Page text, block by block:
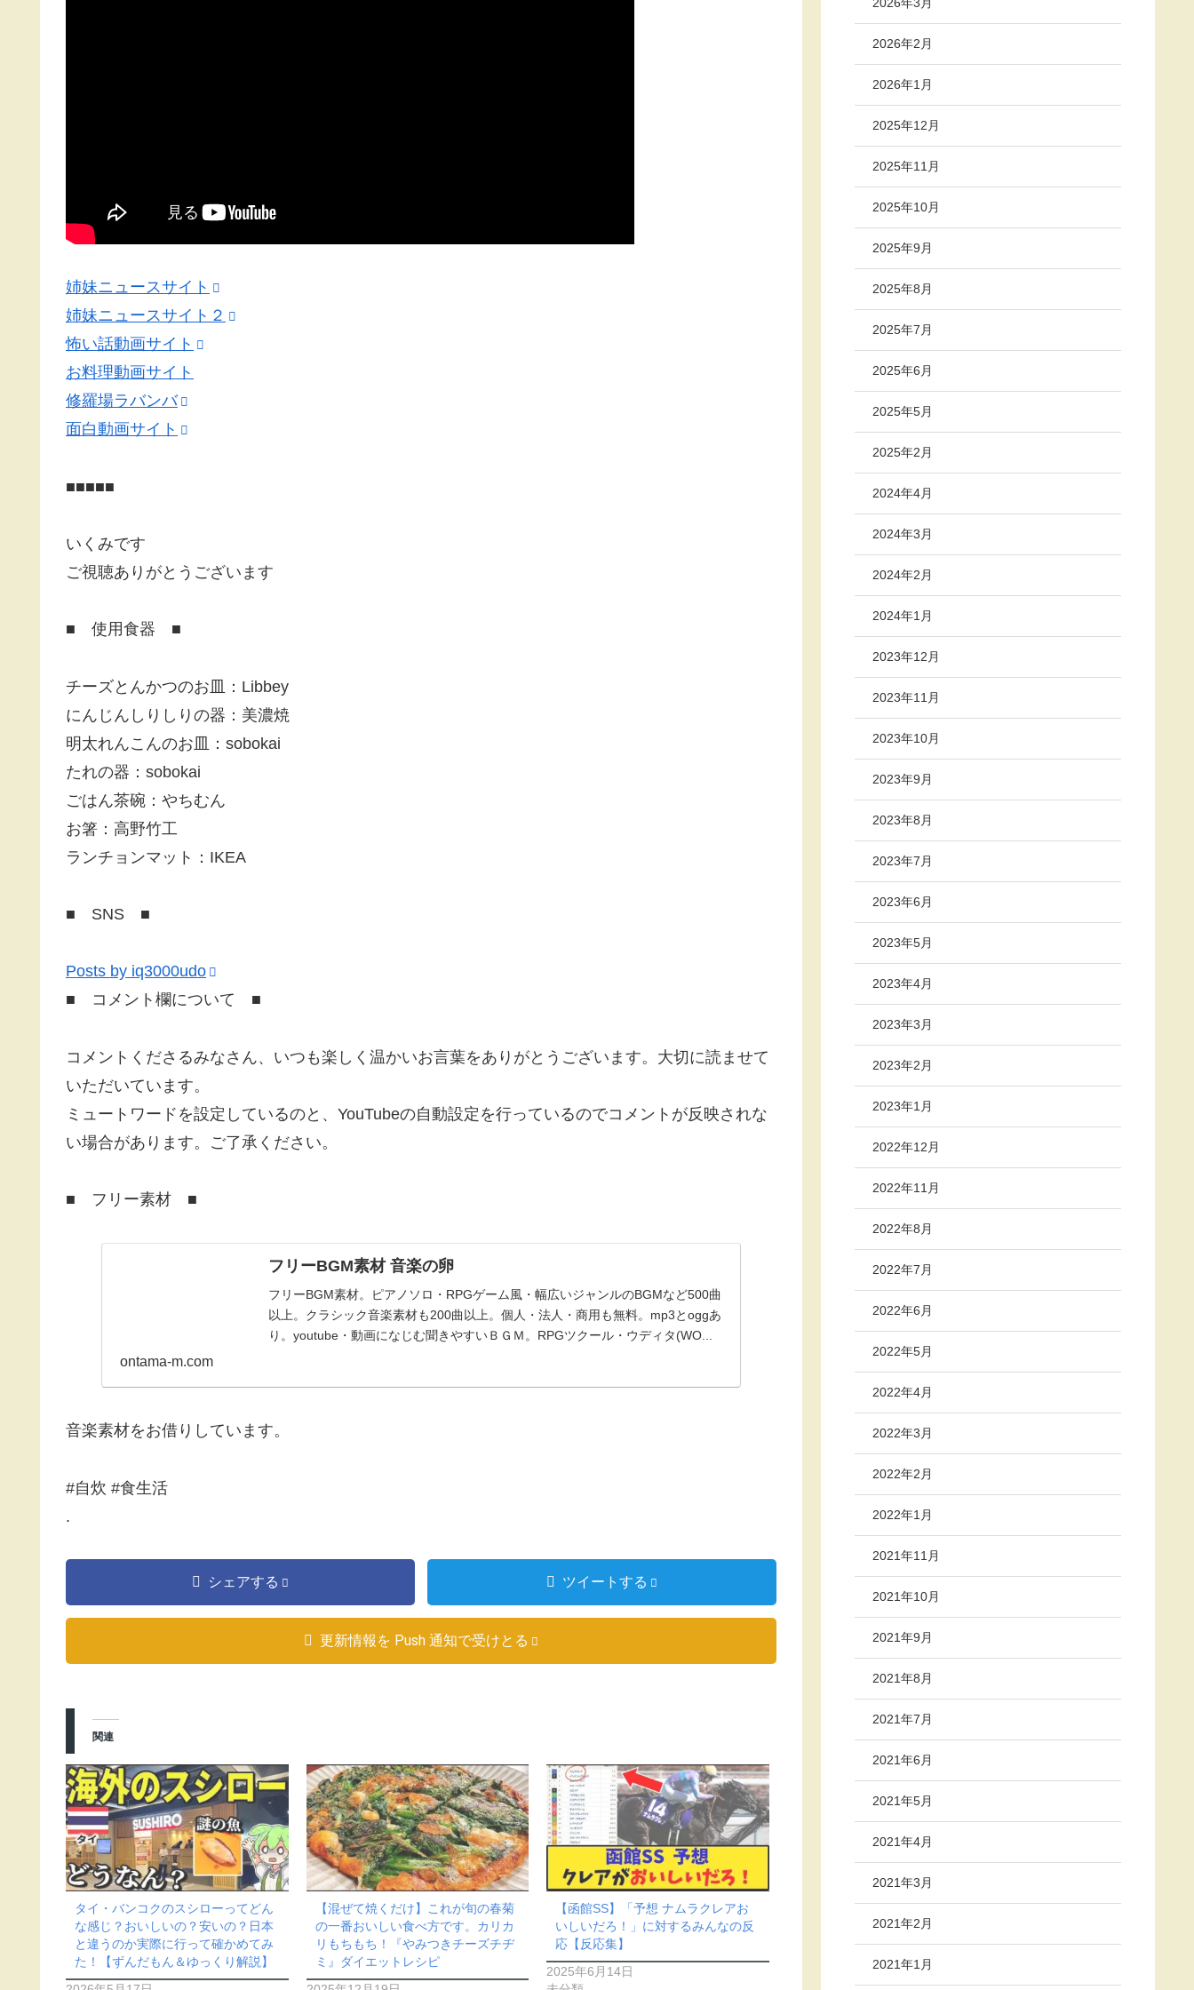
姉妹ニュースサイト
姉妹ニュースサイト２
怖い話動画サイト
お料理動画サイト
修羅場ラバンバ
面白動画サイト
■■■■■
いくみです
ご視聴ありがとうございます
■ 使用食器 ■
チーズとんかつのお皿：Libbey
にんじんしりしりの器：美濃焼
明太れんこんのお皿：sobokai
たれの器：sobokai
ごはん茶碗：やちむん
お箸：高野竹工
ランチョンマット：IKEA
■ SNS ■
Posts by iq3000udo
■ コメント欄について ■
コメントくださるみなさん、いつも楽しく温かいお言葉をありがとうございます。大切に読ませて
いただいています。
ミュートワードを設定しているのと、YouTubeの自動設定を行っているのでコメントが反映されな
い場合があります。ご了承ください。
■ フリー素材 ■
フリーBGM素材 音楽の卵
フリーBGM素材。ピアノソロ・RPGゲーム風・幅広いジャンルのBGMなど500曲
以上。クラシック音楽素材も200曲以上。個人・法人・商用も無料。mp3とoggあ
り。youtube・動画になじむ聞きやすいＢＧＭ。RPGツクール・ウディタ(WO...
ontama-m.com
音楽素材をお借りしています。
#自炊 #食生活
.
シェアする ツイートする
更新情報を Push 通知で受けとる
関連
タイ・バンコクのスシローってどん
な感じ？おいしいの？安いの？日本
と違うのか実際に行って確かめてみ
た！【ずんだもん＆ゆっくり解説】
【混ぜて焼くだけ】これが旬の春菊
の一番おいしい食べ方です。カリカ
リもちもち！『やみつきチーズチヂ
ミ』ダイエットレシピ
【函館SS】「予想 ナムラクレアお
いしいだろ！」に対するみんなの反
応【反応集】
2025年6月14日
2026年2月
2026年1月
2025年12月
2025年11月
2025年10月
2025年9月
2025年8月
2025年7月
2025年6月
2025年5月
2025年2月
2024年4月
2024年3月
2024年2月
2024年1月
2023年12月
2023年11月
2023年10月
2023年9月
2023年8月
2023年7月
2023年6月
2023年5月
2023年4月
2023年3月
2023年2月
2023年1月
2022年12月
2022年11月
2022年8月
2022年7月
2022年6月
2022年5月
2022年4月
2022年3月
2022年2月
2022年1月
2021年11月
2021年10月
2021年9月
2021年8月
2021年7月
2021年6月
2021年5月
2021年4月
2021年3月
2021年2月
2021年1月